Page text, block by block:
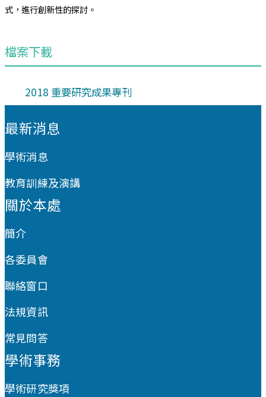
式，進行創新性的探討。
檔案下載
2018 重要研究成果專刊
最新消息
學術消息
教育訓練及演講
關於本處
簡介
各委員會
聯絡窗口
法規資訊
常見問答
學術事務
學術研究獎項